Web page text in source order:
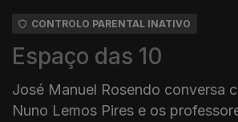
CONTROLO PARENTAL INATIVO
Espaço das 10
José Manuel Rosendo conversa
Nuno Lemos Pires e os